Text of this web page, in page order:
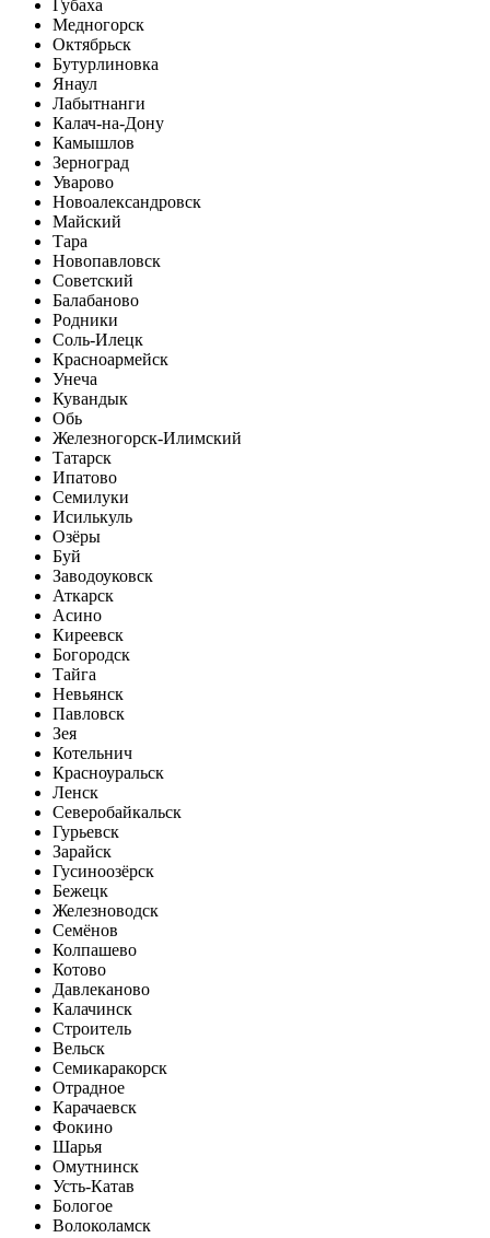
Губаха
Медногорск
Октябрьск
Бутурлиновка
Янаул
Лабытнанги
Калач-на-Дону
Камышлов
Зерноград
Уварово
Новоалександровск
Майский
Тара
Новопавловск
Советский
Балабаново
Родники
Соль-Илецк
Красноармейск
Унеча
Кувандык
Обь
Железногорск-Илимский
Татарск
Ипатово
Семилуки
Исилькуль
Озёры
Буй
Заводоуковск
Аткарск
Асино
Киреевск
Богородск
Тайга
Невьянск
Павловск
Зея
Котельнич
Красноуральск
Ленск
Северобайкальск
Гурьевск
Зарайск
Гусиноозёрск
Бежецк
Железноводск
Семёнов
Колпашево
Котово
Давлеканово
Калачинск
Строитель
Вельск
Семикаракорск
Отрадное
Карачаевск
Фокино
Шарья
Омутнинск
Усть-Катав
Бологое
Волоколамск